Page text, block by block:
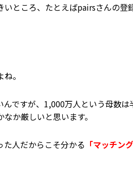
ところ、たとえばpairsさんの登
。
ですが、1,000万人という母数は
か厳しいと思います。
人だからこそ分かる 「マッチン